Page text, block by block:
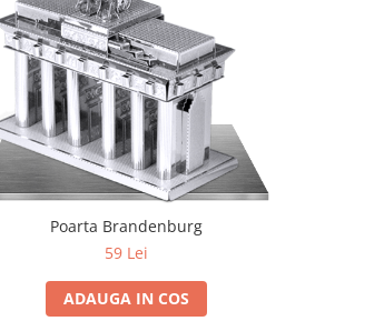
Poarta Brandenburg
59 Lei
ADAUGA IN COS